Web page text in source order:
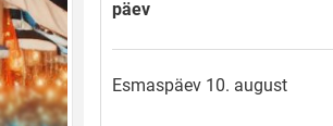
päev
Esmaspäev 10. august